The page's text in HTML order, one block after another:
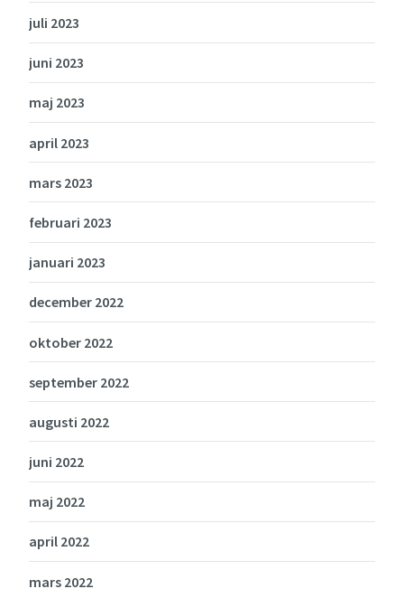
juli 2023
juni 2023
maj 2023
april 2023
mars 2023
februari 2023
januari 2023
december 2022
oktober 2022
september 2022
augusti 2022
juni 2022
maj 2022
april 2022
mars 2022